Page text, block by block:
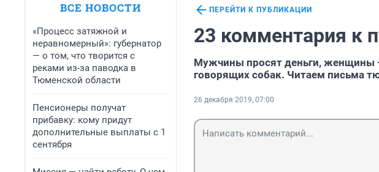
ВСЕ НОВОСТИ
«Процесс затяжной и
неравномерный»: губернатор
— о том, что творится с
реками из-за паводка в
Тюменской области
Пенсионеры получат
прибавку: кому придут
дополнительные выплаты с 1
сентября
ПЕРЕЙТИ К ПУБЛИКАЦИИ
23 комментария к
Мужчины просят деньги, женщины
говорящих собак. Читаем письма
26 декабря 2019, 07:00